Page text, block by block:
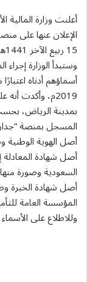
أعلنت وزارة
15 ربيع الآخر 1441هـ، والتي تشمل 66 وظيفة.
وستبدأ الوزارة
2019م، وأكدت
بمدينة الرياض، بحسب
المسجل بمنصة
أصل الهوية
أصل شهادة المعادلة
السعودية وصورة
أصل شهادة الخبرة
المؤسسة العامة
وللاطلاع على